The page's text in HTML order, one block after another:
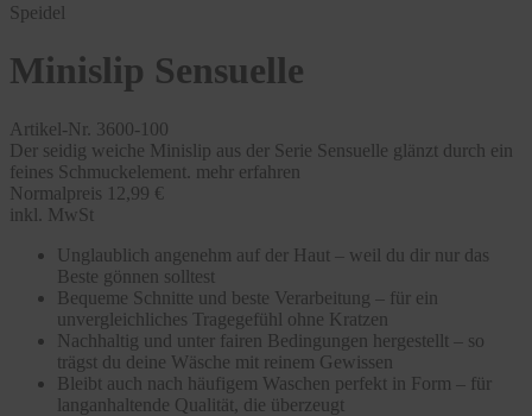
Speidel
Minislip Sensuelle
Artikel-Nr. 3600-100
Der seidig weiche Minislip aus der Serie Sensuelle glänzt durch ein
feines Schmuckelement. mehr erfahren
Normalpreis 12,99 €
inkl. MwSt
Unglaublich angenehm auf der Haut – weil du dir nur das
Beste gönnen solltest
Bequeme Schnitte und beste Verarbeitung – für ein
unvergleichliches Tragegefühl ohne Kratzen
Nachhaltig und unter fairen Bedingungen hergestellt – so
trägst du deine Wäsche mit reinem Gewissen
Bleibt auch nach häufigem Waschen perfekt in Form – für
langanhaltende Qualität, die überzeugt